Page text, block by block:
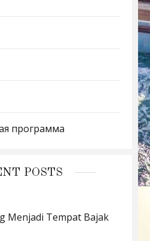
программа
POSTS
Menjadi Tempat Bajak